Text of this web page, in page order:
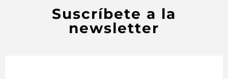
Suscríbete a la
newsletter